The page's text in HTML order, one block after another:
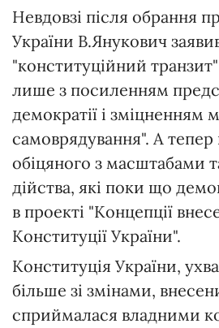
Невдовзі після обрання
України В.Янукович
"конституційний
лише з посиленням
демократії і зміцненням
самоврядування". А тепер
обіцяного з масштабами
дійства, які поки що
в проекті "Концепції
Конституції України".
Конституція України,
більше зі змінами,
сприймалася владними